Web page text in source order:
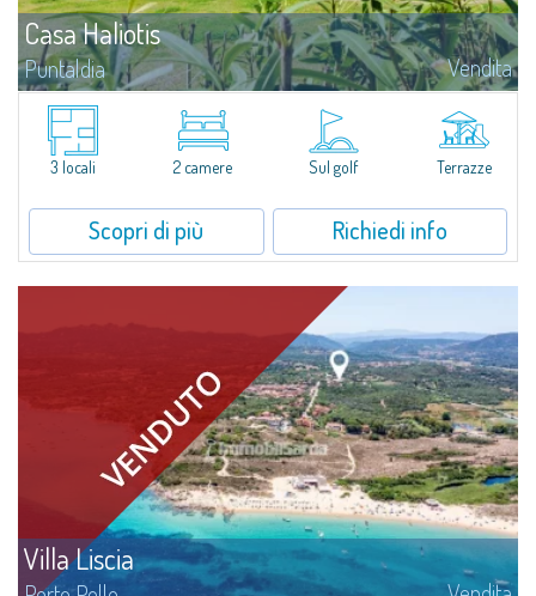
Casa Haliotis
Puntaldia Vendita
​Casa Haliotis - Comfort e relax a due passi dal mareNel cuore di Puntaldia,
a breve distanza dalla spiaggia e dalla piazzetta con tutti i servizi, Casa
Haliotis è un accogliente trilocale perfetto per...
3 locali 2 camere Sul golf Terrazze
Scopri di più Richiedi info
Villa Liscia